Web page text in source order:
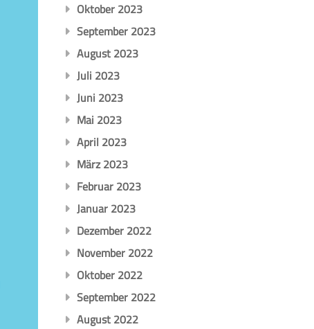
Oktober 2023
September 2023
August 2023
Juli 2023
Juni 2023
Mai 2023
April 2023
März 2023
Februar 2023
Januar 2023
Dezember 2022
November 2022
Oktober 2022
September 2022
August 2022